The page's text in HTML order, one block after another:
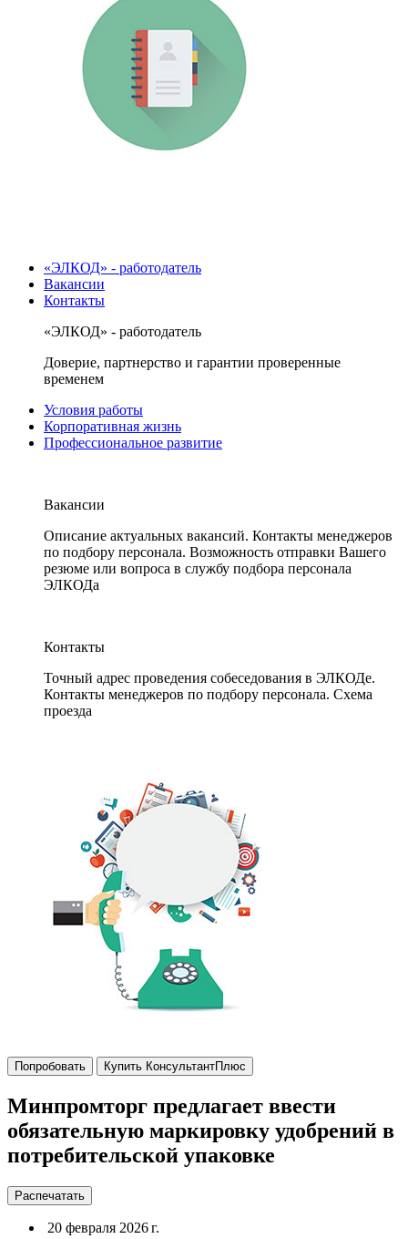
«ЭЛКОД» - работодатель
Вакансии
Контакты
«ЭЛКОД» - работодатель
Доверие, партнерство и гарантии проверенные
временем
Условия работы
Корпоративная жизнь
Профессиональное развитие
Вакансии
Описание актуальных вакансий. Контакты менеджеров
по подбору персонала. Возможность отправки Вашего
резюме или вопроса в службу подбора персонала
ЭЛКОДа
Контакты
Точный адрес проведения собеседования в ЭЛКОДе.
Контакты менеджеров по подбору персонала. Схема
проезда
Попробовать Купить КонсультантПлюс
Минпромторг предлагает ввести
обязательную маркировку удобрений в
потребительской упаковке
Распечатать
20 февраля 2026 г.